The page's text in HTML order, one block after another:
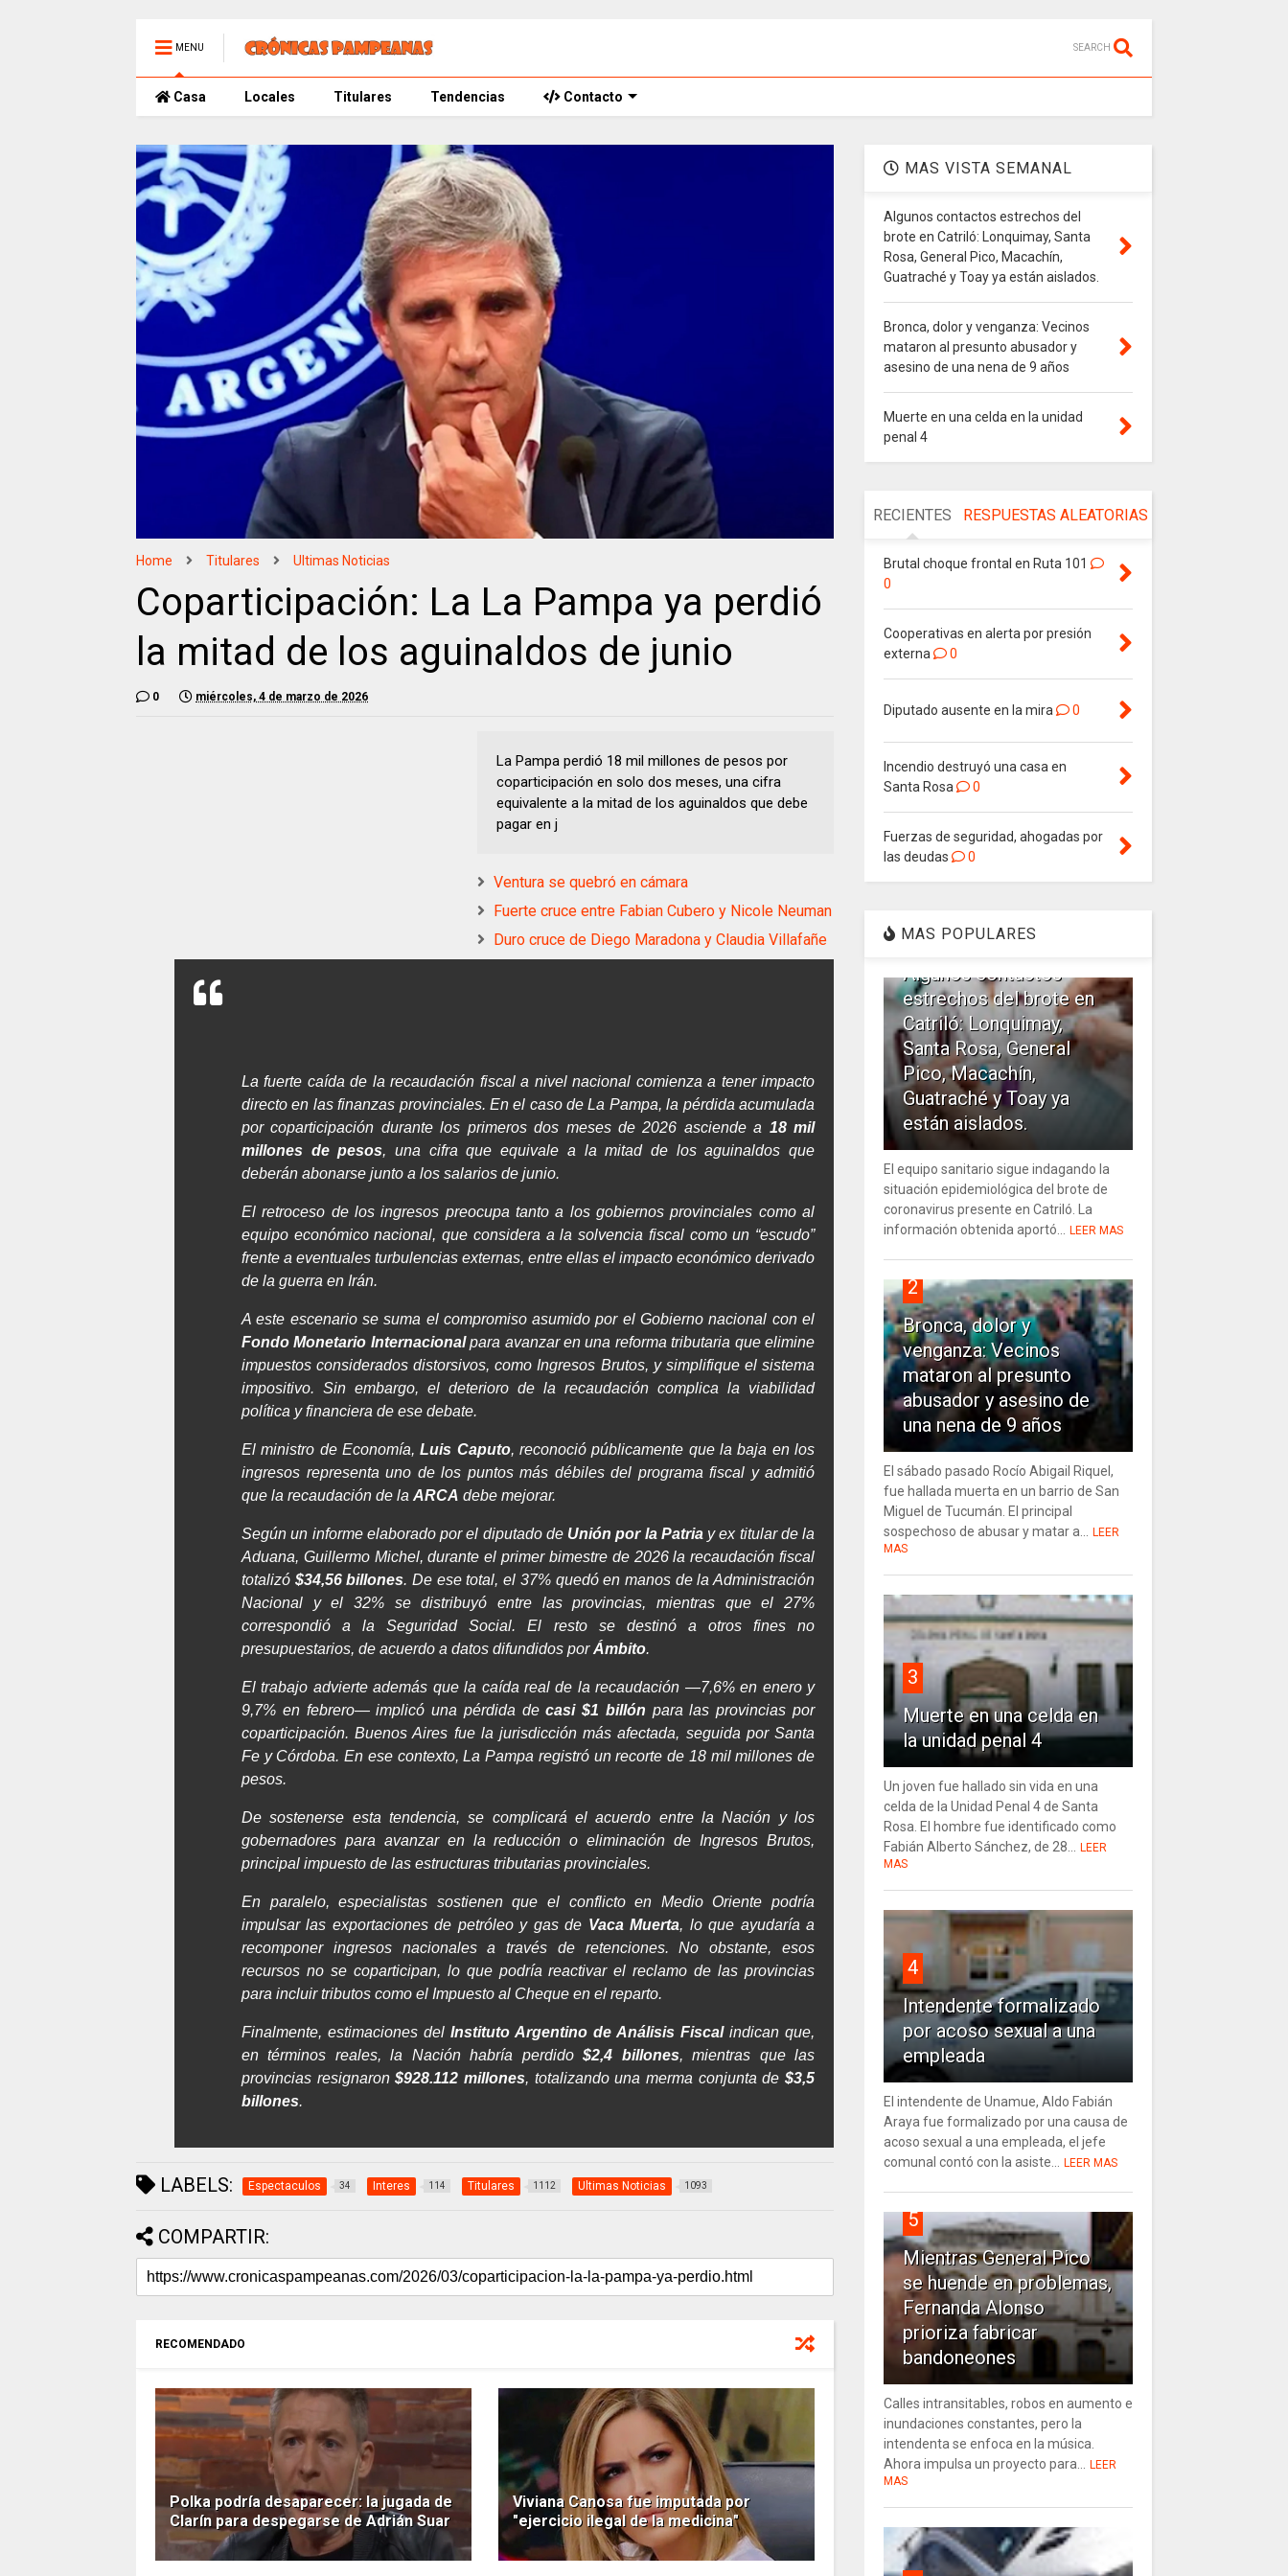
MENU SEARCH
Casa Locales Titulares Tendencias Contacto
Home Titulares Ultimas Noticias
Coparticipación: La La Pampa ya perdió
la mitad de los aguinaldos de junio
0 miércoles, 4 de marzo de 2026
La Pampa perdió 18 mil millones de pesos por
coparticipación en solo dos meses, una cifra
equivalente a la mitad de los aguinaldos que debe
pagar en j
Ventura se quebró en cámara
Fuerte cruce entre Fabian Cubero y Nicole Neuman
Duro cruce de Diego Maradona y Claudia Villafañe
La fuerte caída de la recaudación fiscal a nivel nacional comienza a tener impacto
directo en las finanzas provinciales. En el caso de La Pampa, la pérdida acumulada
por coparticipación durante los primeros dos meses de 2026 asciende a 18 mil
millones de pesos, una cifra que equivale a la mitad de los aguinaldos que
deberán abonarse junto a los salarios de junio.
El retroceso de los ingresos preocupa tanto a los gobiernos provinciales como al
equipo económico nacional, que considera a la solvencia fiscal como un “escudo”
frente a eventuales turbulencias externas, entre ellas el impacto económico derivado
de la guerra en Irán.
A este escenario se suma el compromiso asumido por el Gobierno nacional con el
Fondo Monetario Internacionalpara avanzar en una reforma tributaria que elimine
impuestos considerados distorsivos, como Ingresos Brutos, y simplifique el sistema
impositivo. Sin embargo, el deterioro de la recaudación complica la viabilidad
política y financiera de ese debate.
El ministro de Economía,Luis Caputo, reconoció públicamente que la baja en los
ingresos representa uno de los puntos más débiles del programa fiscal y admitió
que la recaudación de la ARCA debe mejorar.
Según un informe elaborado por el diputado de Unión por la Patriay ex titular de la
Aduana, Guillermo Michel, durante el primer bimestre de 2026 la recaudación fiscal
totalizó $34,56 billones. De ese total, el 37% quedó en manos de la Administración
Nacional y el 32% se distribuyó entre las provincias, mientras que el 27%
correspondió a la Seguridad Social. El resto se destinó a otros fines no
presupuestarios, de acuerdo a datos difundidos porÁmbito.
El trabajo advierte además que la caída real de la recaudación —7,6% en enero y
9,7% en febrero— implicó una pérdida decasi $1 billón para las provincias por
coparticipación. Buenos Aires fue la jurisdicción más afectada, seguida por Santa
Fe y Córdoba. En ese contexto, La Pampa registró un recorte de 18 mil millones de
pesos.
De sostenerse esta tendencia, se complicará el acuerdo entre la Nación y los
gobernadores para avanzar en la reducción o eliminación de Ingresos Brutos,
principal impuesto de las estructuras tributarias provinciales.
En paralelo, especialistas sostienen que el conflicto en Medio Oriente podría
impulsar las exportaciones de petróleo y gas de Vaca Muerta, lo que ayudaría a
recomponer ingresos nacionales a través de retenciones. No obstante, esos
recursos no se coparticipan, lo que podría reactivar el reclamo de las provincias
para incluir tributos como el Impuesto al Cheque en el reparto.
Finalmente, estimaciones del Instituto Argentino de Análisis Fiscalindican que,
en términos reales, la Nación habría perdido$2,4 billones, mientras que las
provincias resignaron$928.112 millones, totalizando una merma conjunta de$3,5
billones.
LABELS: Espectaculos 34 Interes 114 Titulares 1112 Ultimas Noticias 1093
COMPARTIR:
RECOMENDADO
Polka podría desaparecer: la jugada de
Clarín para despegarse de Adrián Suar
Viviana Canosa fue imputada por
"ejercicio ilegal de la medicina"
MAS VISTA SEMANAL
Algunos contactos estrechos del
brote en Catriló: Lonquimay, Santa
Rosa, General Pico, Macachín,
Guatraché y Toay ya están aislados.
Bronca, dolor y venganza: Vecinos
mataron al presunto abusador y
asesino de una nena de 9 años
Muerte en una celda en la unidad
penal 4
RECIENTES RESPUESTAS ALEATORIAS
Brutal choque frontal en Ruta 101
0
Cooperativas en alerta por presión
externa
0
Diputado ausente en la mira 0
Incendio destruyó una casa en
Santa Rosa
0
Fuerzas de seguridad, ahogadas por
las deudas
0
MAS POPULARES
1
Algunos contactos
estrechos del brote en
Catriló: Lonquimay,
Santa Rosa, General
Pico, Macachín,
Guatraché y Toay ya
están aislados.
El equipo sanitario sigue indagando la
situación epidemiológica del brote de
coronavirus presente en Catriló. La
información obtenida aportó... LEER MAS
2
Bronca, dolor y
venganza: Vecinos
mataron al presunto
abusador y asesino de
una nena de 9 años
El sábado pasado Rocío Abigail Riquel,
fue hallada muerta en un barrio de San
Miguel de Tucumán. El principal
sospechoso de abusar y matar a... LEER
MAS
3
Muerte en una celda en
la unidad penal 4
Un joven fue hallado sin vida en una
celda de la Unidad Penal 4 de Santa
Rosa. El hombre fue identificado como
Fabián Alberto Sánchez, de 28... LEER
MAS
4
Intendente formalizado
por acoso sexual a una
empleada
El intendente de Unamue, Aldo Fabián
Araya fue formalizado por una causa de
acoso sexual a una empleada, el jefe
comunal contó con la asiste... LEER MAS
5
Mientras General Pico
se huende en problemas,
Fernanda Alonso
prioriza fabricar
bandoneones
Calles intransitables, robos en aumento e
inundaciones constantes, pero la
intendenta se enfoca en la música.
Ahora impulsa un proyecto para... LEER
MAS